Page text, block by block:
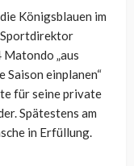
Königsblauen im
Matondo „aus
einplanen“
für seine private
Spätestens am
in Erfüllung.